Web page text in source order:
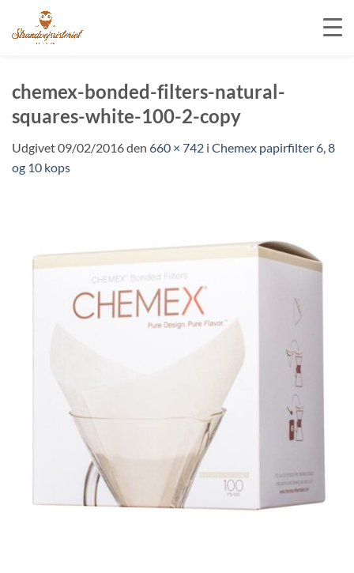
indhold
chemex-bonded-filters-natural-
squares-white-100-2-copy
Udgivet09/02/2016den 660 × 742 i Chemex papirfilter 6, 8
og 10 kops